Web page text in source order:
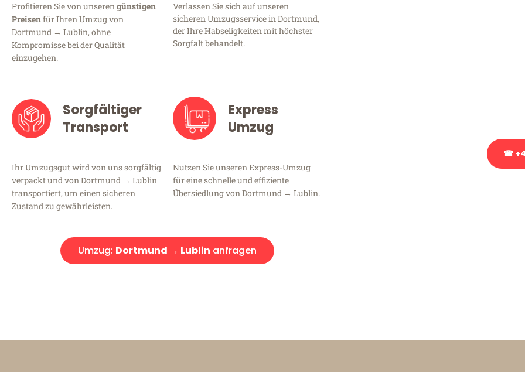
Profitieren Sie von unserengünstigen
Preisenfür Ihren Umzug von
Dortmund → Lublin, ohne
Kompromisse bei der Qualität
einzugehen.
Verlassen Sie sich auf unseren
sicheren Umzugsservice in Dortmund,
der Ihre Habseligkeiten mit höchster
Sorgfalt behandelt.
Sorgfältiger
Transport
Ihr Umzugsgut wird von uns sorgfältig
verpackt und von Dortmund → Lublin
transportiert, um einen sicheren
Zustand zu gewährleisten.
Express
Umzug
Nutzen Sie unseren Express-Umzug
für eine schnelle und effiziente
Übersiedlung von Dortmund → Lublin.
Umzug: Dortmund → Lublin anfragen
☎